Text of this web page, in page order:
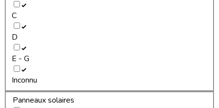
C
D
E - G
Inconnu
Panneaux solaires